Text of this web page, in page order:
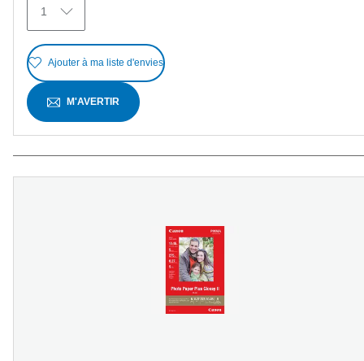
1
Ajouter à ma liste d'envies
M'AVERTIR